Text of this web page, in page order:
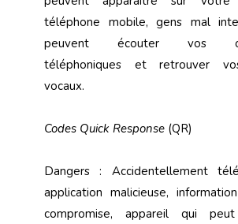
téléphone mobile, gens mal
peuvent écouter vos
téléphoniques et retrouver
vocaux.
Codes Quick Response (QR)
Dangers : Accidentellement
application malicieuse,
compromise, appareil qui